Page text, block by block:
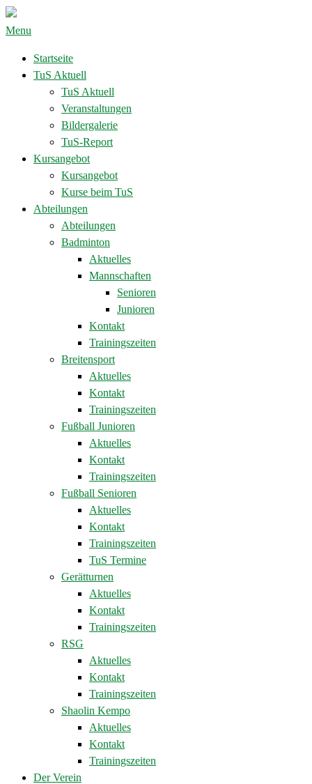
Menu
Startseite
TuS Aktuell
TuS Aktuell
Veranstaltungen
Bildergalerie
TuS-Report
Kursangebot
Kursangebot
Kurse beim TuS
Abteilungen
Abteilungen
Badminton
Aktuelles
Mannschaften
Senioren
Junioren
Kontakt
Trainingszeiten
Breitensport
Aktuelles
Kontakt
Trainingszeiten
Fußball Junioren
Aktuelles
Kontakt
Trainingszeiten
Fußball Senioren
Aktuelles
Kontakt
Trainingszeiten
TuS Termine
Gerätturnen
Aktuelles
Kontakt
Trainingszeiten
RSG
Aktuelles
Kontakt
Trainingszeiten
Shaolin Kempo
Aktuelles
Kontakt
Trainingszeiten
Der Verein